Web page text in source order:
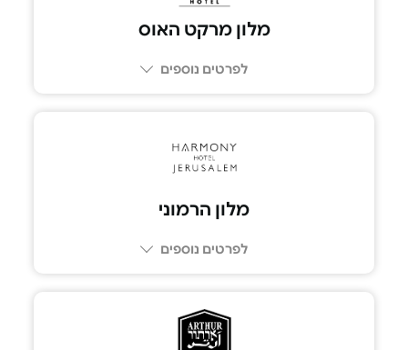
מלון מרקט האוס
לפרטים נוספים
מלון הרמוני
לפרטים נוספים